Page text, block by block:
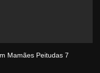
Mamães Peitudas 7